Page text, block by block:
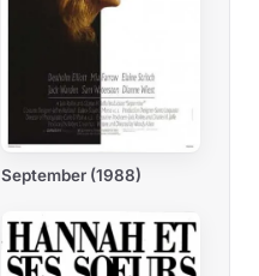
September (1988)